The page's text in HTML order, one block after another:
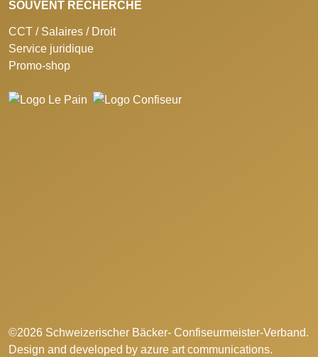
SOUVENT RECHERCHÉ
CCT / Salaires / Droit
Service juridique
Promo-shop
©2026 Schweizerischer Bäcker- Confiseurmeister-Verband.
Design and developed by azure art communications.